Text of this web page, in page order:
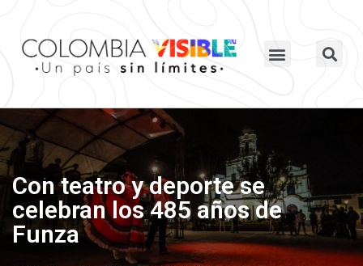
Con teatro y deporte se
celebran los 485 años de
Funza